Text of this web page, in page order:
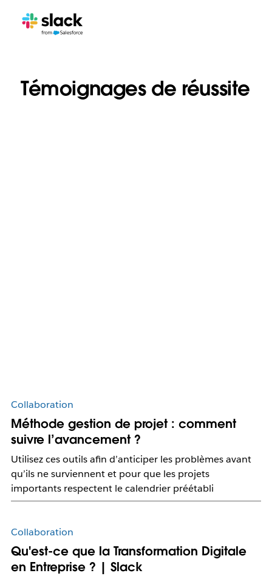
Témoignages de réussite
Collaboration
Méthode gestion de projet : comment
suivre l’avancement ?
Utilisez ces outils afin d’anticiper les problèmes avant
qu’ils ne surviennent et pour que les projets
importants respectent le calendrier préétabli
Collaboration
Qu'est-ce que la Transformation Digitale
en Entreprise ? | Slack